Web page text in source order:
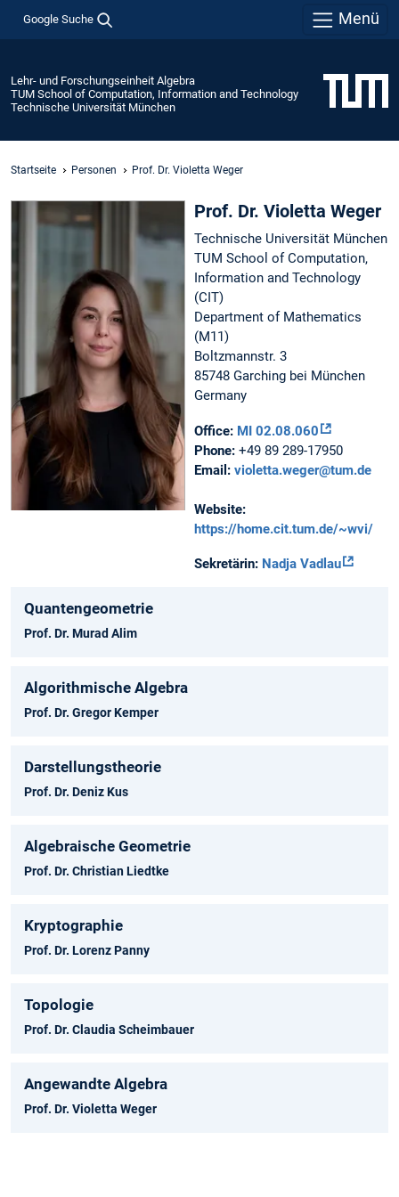
Google Suche Menü
Lehr- und Forschungseinheit Algebra
TUM School of Computation, Information and Technology
Technische Universität München
Startseite Personen Prof. Dr. Violetta Weger
Prof. Dr. Violetta Weger
Technische Universität München
TUM School of Computation,
Information and Technology
(CIT)
Department of Mathematics
(M11)
Boltzmannstr. 3
85748 Garching bei München
Germany
Office: MI 02.08.060
Phone: +49 89 289-17950
Email: violetta.weger@tum.de
Website:
https://home.cit.tum.de/~wvi/
Sekretärin: Nadja Vadlau
Quantengeometrie
Prof. Dr. Murad Alim
Algorithmische Algebra
Prof. Dr. Gregor Kemper
Darstellungstheorie
Prof. Dr. Deniz Kus
Algebraische Geometrie
Prof. Dr. Christian Liedtke
Kryptographie
Prof. Dr. Lorenz Panny
Topologie
Prof. Dr. Claudia Scheimbauer
Angewandte Algebra
Prof. Dr. Violetta Weger